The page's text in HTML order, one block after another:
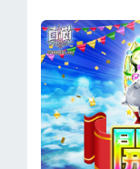
ピンマーク
EN